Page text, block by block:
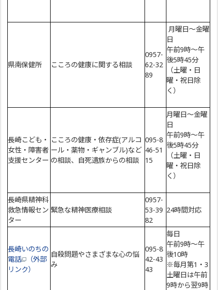
県南保健所 こころの健康に関する相談
0957-
62-32
89
月曜日～金曜
日
午前9時～午
後5時45分
（土曜・日
曜・祝日除
く）
長崎こども・
女性・障害者
支援センター
こころの健康・依存症(アルコ
ール・薬物・ギャンブル)など
の相談、自死遺族からの相談
095-8
46-51
15
月曜日～金曜
日
午前9時～午
後5時45分
（土曜・日
曜・祝日除
く）
長崎県精神科
救急情報セン
ター
緊急な精神医療相談
0957-
53-39
82
24時間対応
長崎いのちの
電話
（外部
リンク）
自殺問題やさまざまな心の悩
み
095-8
42-43
43
毎日
午前9時～午
後10時
※毎月第1・3
土曜日は午前
9時から翌9時